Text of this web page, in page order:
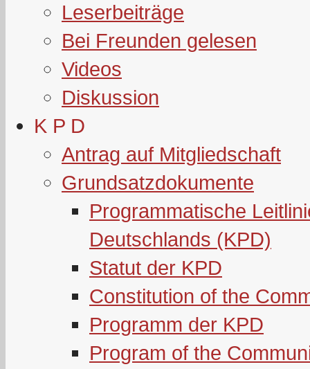
Leserbeiträge
Bei Freunden gelesen
Videos
Diskussion
K P D
Antrag auf Mitgliedschaft
Grundsatzdokumente
Programmatische
Deutschlands (KPD)
Statut der KPD
Constitution of the
Programm der KPD
Program of the